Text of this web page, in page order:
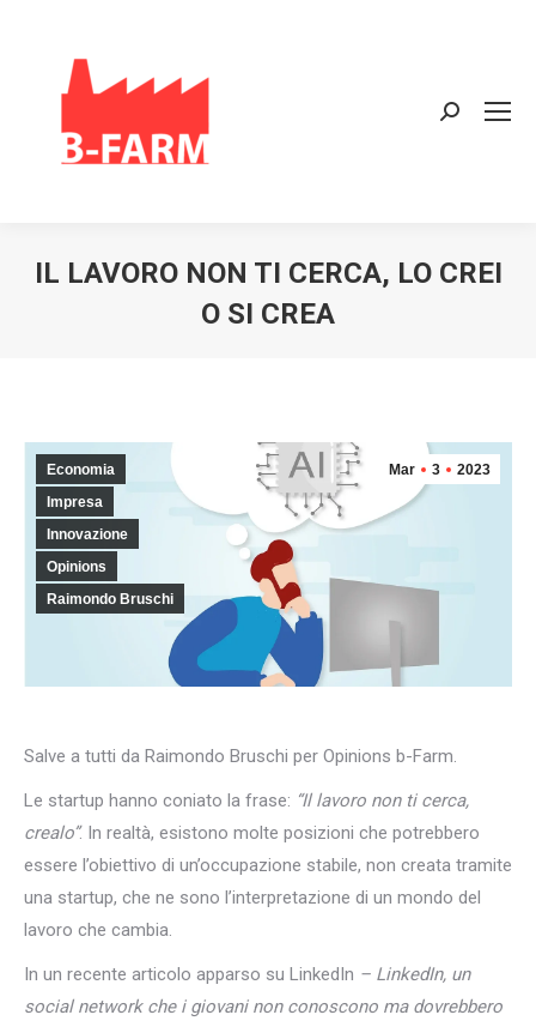
Search:
IL LAVORO NON TI CERCA, LO CREI
O SI CREA
Mar 3 2023
Economia
Impresa
Innovazione
Opinions
Raimondo Bruschi
Salve a tutti da Raimondo Bruschi per Opinions b-Farm.
Le startup hanno coniato la frase: “Il lavoro non ti cerca,
crealo”. In realtà, esistono molte posizioni che potrebbero
essere l’obiettivo di un’occupazione stabile, non creata tramite
una startup, che ne sono l’interpretazione di un mondo del
lavoro che cambia.
In un recente articolo apparso su LinkedIn – LinkedIn, un
social network che i giovani non conoscono ma dovrebbero